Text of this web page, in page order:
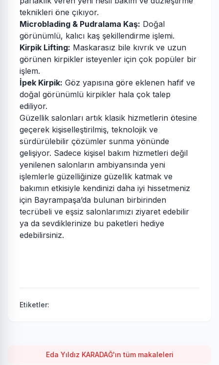
teknikleri öne çıkıyor.
Microblading & Pudralama Kaş: Doğal
görünümlü, kalıcı kaş şekillendirme işlemi.
Kirpik Lifting: Maskarasız bile kıvrık ve uzun
görünen kirpikler isteyenler için çok popüler bir
işlem.
İpek Kirpik: Göz yapısına göre eklenen hafif ve
doğal görünümlü kirpikler hala çok talep
ediliyor.
Güzellik salonları artık klasik hizmetlerin ötesine
geçerek kişiselleştirilmiş, teknolojik ve
sürdürülebilir çözümler sunma yönünde
gelişiyor. Sadece kişisel bakım hizmetleri değil
yenilenen salonların ambiyansında yeni
işlemlerle güzelliğinize güzellik katmak ve
bakımın etkisiyle kendinizi daha iyi hissetmeniz
için Bayrampaşa’da bulunan birbirinden
tecrübeli ve eşsiz salonlarımızı ziyaret edebilir
ya da sevdiklerinize bu paketleri hediye
edebilirsiniz.
Etiketler:
Eda Yıldız KARADAĞ'ın tüm makaleleri